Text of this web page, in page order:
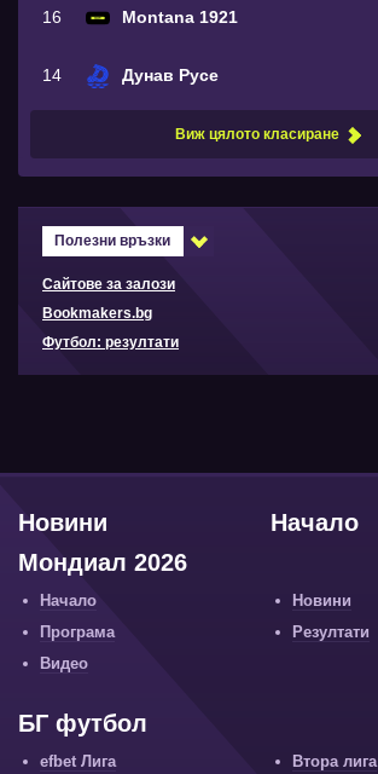
16 Montana 1921
14 Дунав Русе
Виж цялото класиране
Полезни връзки
Сайтове за залози
Bookmakers.bg
Футбол: резултати
Начало
Новини
Мондиал 2026
Начало
Новини
Програма
Резултати
Видео
БГ футбол
efbet Лига
Втора лига